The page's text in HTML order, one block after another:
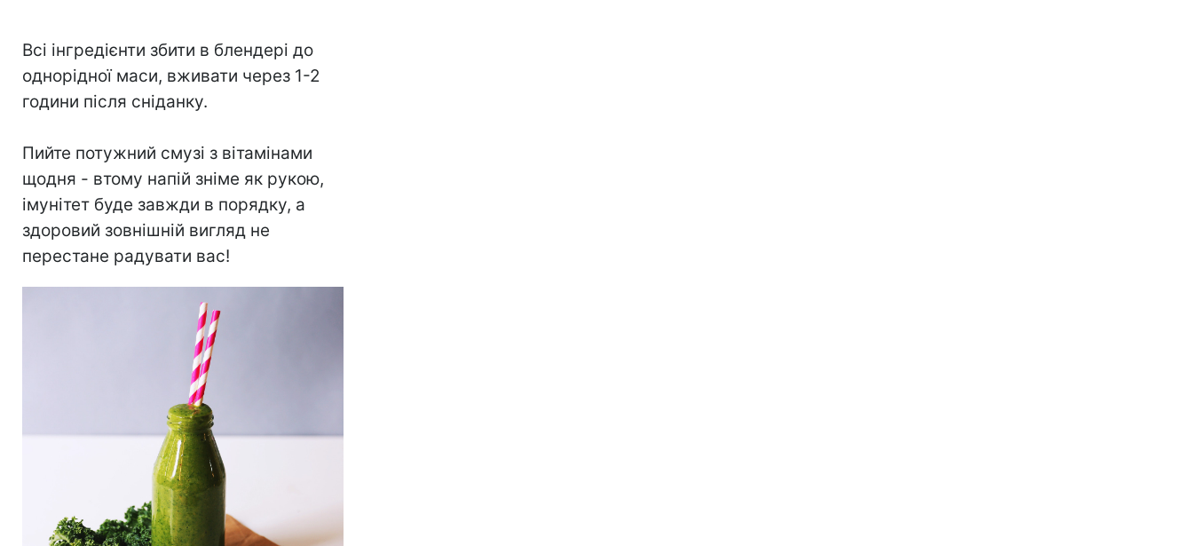
Всі інгредієнти збити в блендері до
однорідної маси, вживати через 1-2
години після сніданку.
Пийте потужний смузі з вітамінами
щодня - втому напій зніме як рукою,
імунітет буде завжди в порядку, а
здоровий зовнішній вигляд не
перестане радувати вас!